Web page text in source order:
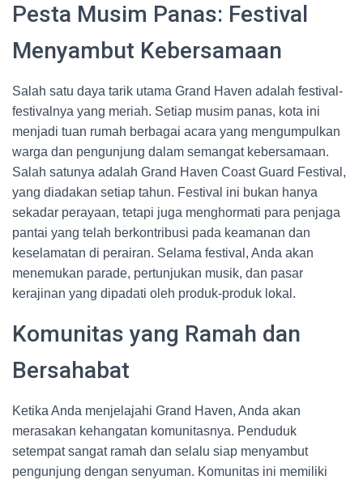
Pesta Musim Panas: Festival
Menyambut Kebersamaan
Salah satu daya tarik utama Grand Haven adalah festival-
festivalnya yang meriah. Setiap musim panas, kota ini
menjadi tuan rumah berbagai acara yang mengumpulkan
warga dan pengunjung dalam semangat kebersamaan.
Salah satunya adalah Grand Haven Coast Guard Festival,
yang diadakan setiap tahun. Festival ini bukan hanya
sekadar perayaan, tetapi juga menghormati para penjaga
pantai yang telah berkontribusi pada keamanan dan
keselamatan di perairan. Selama festival, Anda akan
menemukan parade, pertunjukan musik, dan pasar
kerajinan yang dipadati oleh produk-produk lokal.
Komunitas yang Ramah dan
Bersahabat
Ketika Anda menjelajahi Grand Haven, Anda akan
merasakan kehangatan komunitasnya. Penduduk
setempat sangat ramah dan selalu siap menyambut
pengunjung dengan senyuman. Komunitas ini memiliki